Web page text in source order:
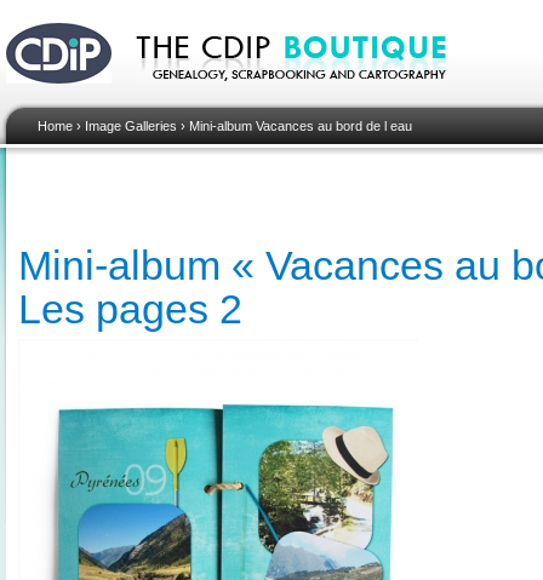
Home › Image Galleries › Mini-album Vacances au bord de l eau
Mini-album « Vacances au
Les pages 2